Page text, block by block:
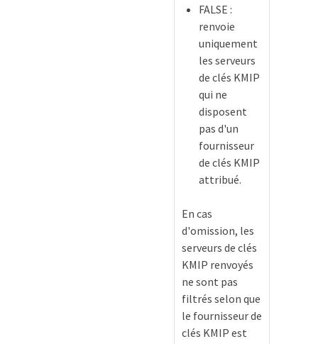
FALSE :
renvoie
uniquement
les serveurs
de clés KMIP
qui ne
disposent
pas d'un
fournisseur
de clés KMIP
attribué.
En cas
d'omission, les
serveurs de clés
KMIP renvoyés
ne sont pas
filtrés selon que
le fournisseur de
clés KMIP est